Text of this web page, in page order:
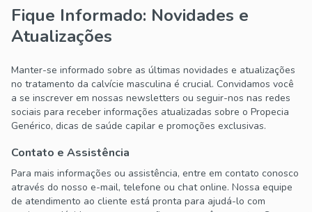
Fique Informado: Novidades e
Atualizações
Manter-se informado sobre as últimas novidades e atualizações
no tratamento da calvície masculina é crucial. Convidamos você
a se inscrever em nossas newsletters ou seguir-nos nas redes
sociais para receber informações atualizadas sobre o Propecia
Genérico, dicas de saúde capilar e promoções exclusivas.
Contato e Assistência
Para mais informações ou assistência, entre em contato conosco
através do nosso e-mail, telefone ou chat online. Nossa equipe
de atendimento ao cliente está pronta para ajudá-lo com